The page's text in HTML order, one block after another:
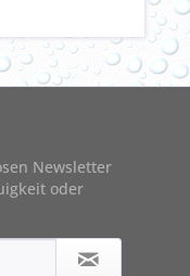
Newsletter
oder